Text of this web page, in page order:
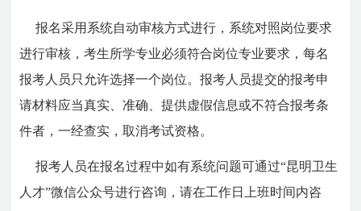
报名采用系统自动审核方式进行，系统对照岗位要求
进行审核，考生所学专业必须符合岗位专业要求，每名
报考人员只允许选择一个岗位。报考人员提交的报考申
请材料应当真实、准确、提供虚假信息或不符合报考条
件者，一经查实，取消考试资格。
报考人员在报名过程中如有系统问题可通过“昆明卫生
人才”微信公众号进行咨询，请在工作日上班时间内咨